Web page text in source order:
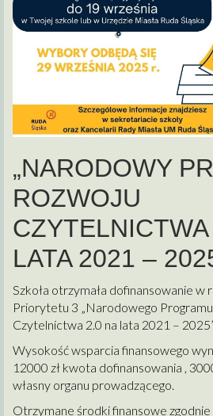
„NARODOWY
ROZWOJU
LATA 2021 –
Szkoła otrzymała dofinansowanie w
Priorytetu 3 „Narodowego
Czytelnictwa 2.0 na lata 2021 –
Wysokość wsparcia finansowego
12000 zł kwota dofinansowania ,
własny organu prowadzącego.
Otrzymane środki finansowe